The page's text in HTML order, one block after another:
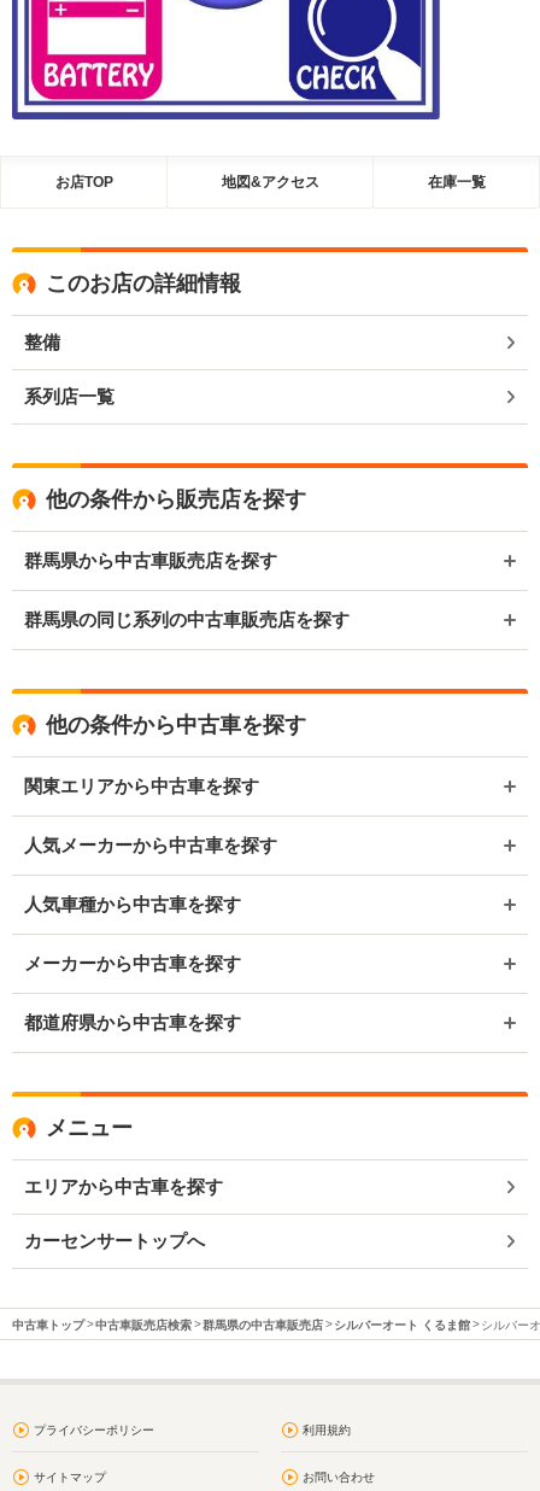
お店TOP 地図&アクセス 在庫一覧
このお店の詳細情報
整備
系列店一覧
他の条件から販売店を探す
群馬県から中古車販売店を探す
群馬県の同じ系列の中古車販売店を探す
他の条件から中古車を探す
関東エリアから中古車を探す
人気メーカーから中古車を探す
人気車種から中古車を探す
メーカーから中古車を探す
都道府県から中古車を探す
メニュー
エリアから中古車を探す
カーセンサートップへ
中古車トップ 中古車販売店検索 群馬県の中古車販売店 シルバーオート くるま館 シルバー
プライバシーポリシー 利用規約
サイトマップ お問い合わせ